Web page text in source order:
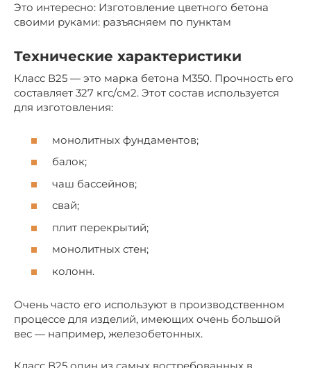
Это интересно: Изготовление цветного бетона
своими руками: разъясняем по пунктам
Технические характеристики
Класс В25 — это марка бетона М350. Прочность его
составляет 327 кгс/см2. Этот состав используется
для изготовления:
монолитных фундаментов;
балок;
чаш бассейнов;
свай;
плит перекрытий;
монолитных стен;
колонн.
Очень часто его используют в производственном
процессе для изделий, имеющих очень большой
вес — например, железобетонных.
Класс В25 один из самых востребованных в